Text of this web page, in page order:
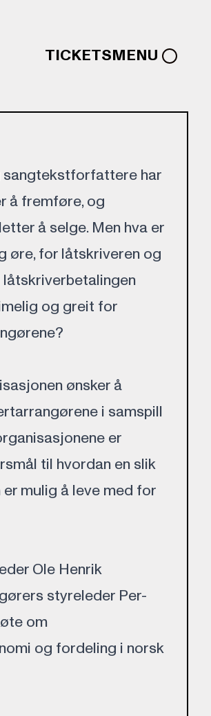
TICKETSMENU
sangtekstforfattere har
å fremføre, og
å selge. Men hva er
øre, for låtskriveren og
og greit for
ønsker å
i samspill
er
til hvordan en slik
mulig å leve med for
Ole Henrik
styreleder Per-
om
og fordeling i norsk